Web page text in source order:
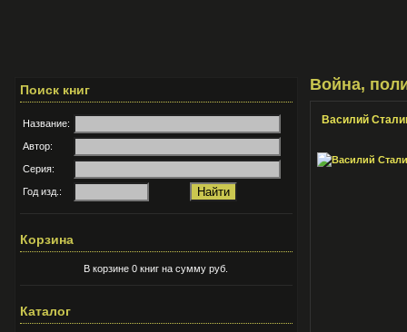
Поиск книг
Название:
Автор:
Серия:
Год изд.:
Корзина
В корзине 0 книг на сумму руб.
Каталог
Война,
Василий